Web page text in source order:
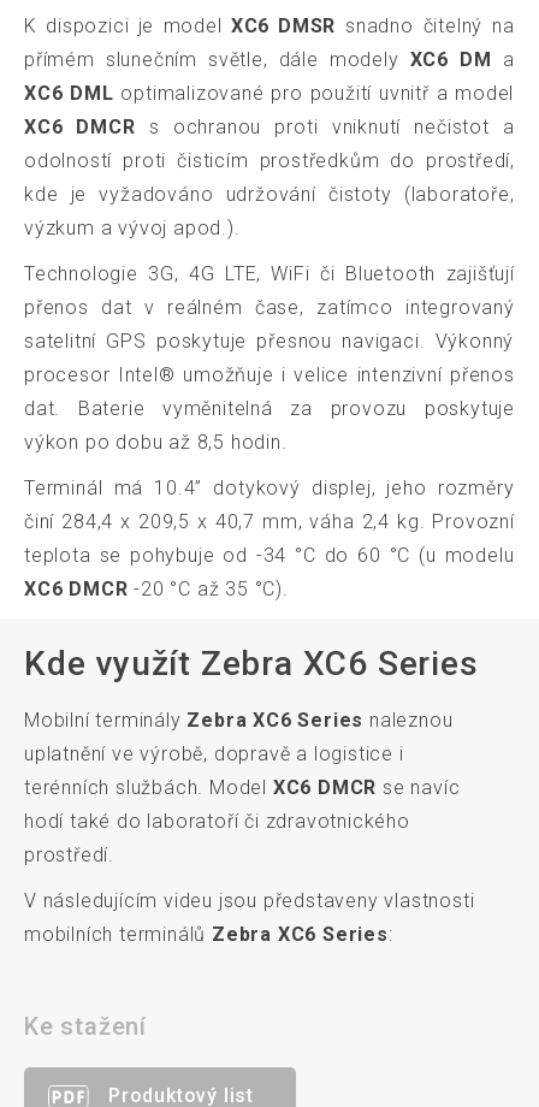
K dispozici je model XC6 DMSR snadno čitelný na
přímém slunečním světle, dále modely XC6 DM a
XC6 DML optimalizované pro použití uvnitř a model
XC6 DMCR s ochranou proti vniknutí nečistot a
odolností proti čisticím prostředkům do prostředí,
kde je vyžadováno udržování čistoty (laboratoře,
výzkum a vývoj apod.).
Technologie 3G, 4G LTE, WiFi či Bluetooth zajišťují
přenos dat v reálném čase, zatímco integrovaný
satelitní GPS poskytuje přesnou navigaci. Výkonný
procesor Intel® umožňuje i velice intenzivní přenos
dat. Baterie vyměnitelná za provozu poskytuje
výkon po dobu až 8,5 hodin.
Terminál má 10.4” dotykový displej, jeho rozměry
činí 284,4 x 209,5 x 40,7 mm, váha 2,4 kg. Provozní
teplota se pohybuje od -34 °C do 60 °C (u modelu
XC6 DMCR -20 °C až 35 °C).
Kde využít Zebra XC6 Series
Mobilní terminály Zebra XC6 Series naleznou
uplatnění ve výrobě, dopravě a logistice i
terénních službách. Model XC6 DMCR se navíc
hodí také do laboratoří či zdravotnického
prostředí.
V následujícím videu jsou představeny vlastnosti
mobilních terminálů Zebra XC6 Series:
Ke stažení
Produktový list